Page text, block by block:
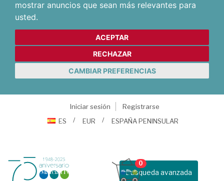
mostrar anuncios que sean más relevantes para
usted.
ACEPTAR
RECHAZAR
CAMBIAR PREFERENCIAS
Iniciar sesión
Registrarse
ES
EUR ESPAÑA PENINSULAR
Busqueda avanzada
0